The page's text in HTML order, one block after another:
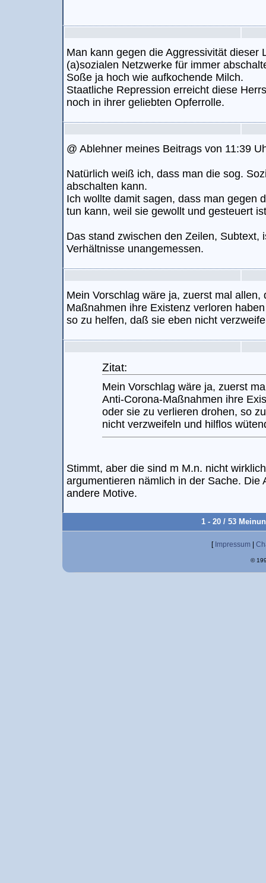
Man kann gegen die Aggressivität dieser
(a)sozialen Netzwerke für immer
Soße ja hoch wie aufkochende Milch.
Staatliche Repression erreicht diese
noch in ihrer geliebten Opferrolle.
@ Ablehner meines Beitrags von 11:39
Natürlich weiß ich, dass man die sog.
abschalten kann.
Ich wollte damit sagen, dass man gegen
tun kann, weil sie gewollt und gesteuert
Das stand zwischen den Zeilen, Subtext,
Verhältnisse unangemessen.
Mein Vorschlag wäre ja, zuerst mal
Maßnahmen ihre Existenz verloren
so zu helfen, daß sie eben nicht
Zitat:
Mein Vorschlag wäre ja, zuerst
Anti-Corona-Maßnahmen ihre
oder sie zu verlieren drohen, so
nicht verzweifeln und hilflos
Stimmt, aber die sind m M.n. nicht
argumentieren nämlich in der Sache. Die
andere Motive.
1 - 20 / 53
[ Impressum
©